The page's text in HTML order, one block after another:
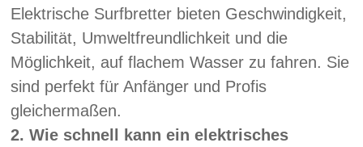
Elektrische Surfbretter bieten Geschwindigkeit,
Stabilität, Umweltfreundlichkeit und die
Möglichkeit, auf flachem Wasser zu fahren. Sie
sind perfekt für Anfänger und Profis
gleichermaßen.
2. Wie schnell kann ein elektrisches